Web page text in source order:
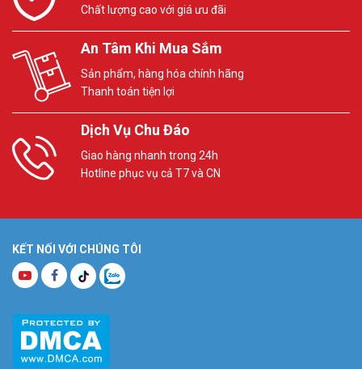
Chất lượng cao với giá ưu đãi
An Tâm Khi Mua Sắm
Sản phẩm, hàng hóa chính hãng
Thanh toán tiện lợi
Dịch Vụ Chu Đáo
Giao hàng nhanh trong 24h
Hotline phục vụ cả T7 và CN
KẾT NỐI VỚI CHÚNG TÔI